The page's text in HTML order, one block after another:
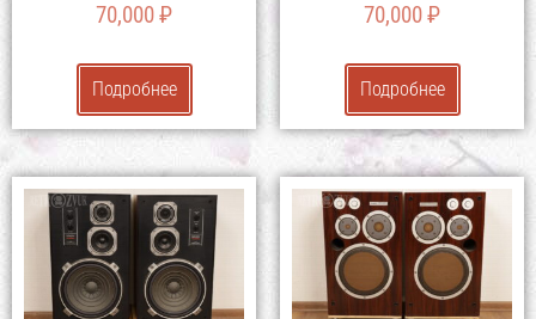
70,000₽
Подробнее
70,000₽
Подробнее